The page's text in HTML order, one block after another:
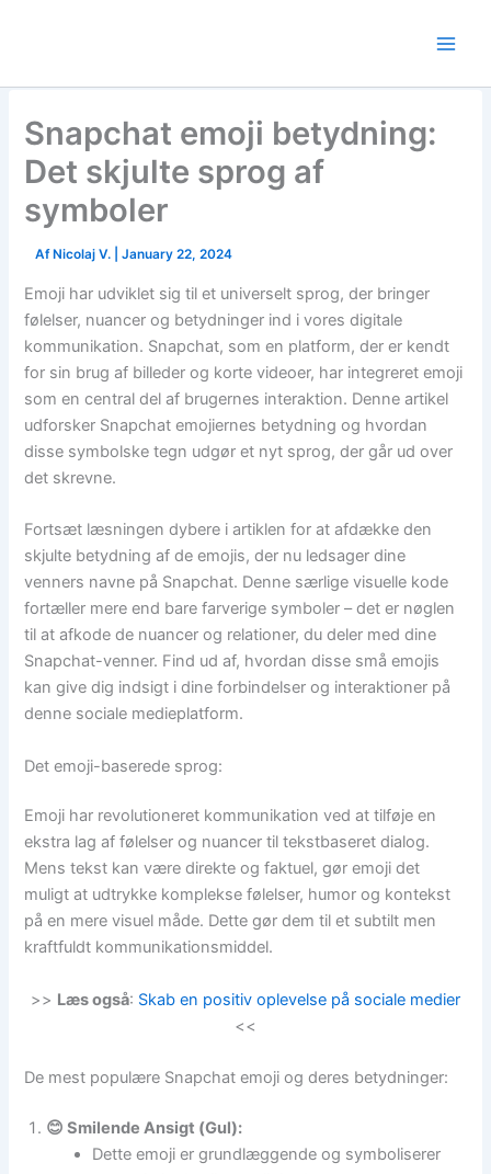
Snapchat emoji betydning:
Det skjulte sprog af
symboler
Af Nicolaj V. |January 22, 2024
Emoji har udviklet sig til et universelt sprog, der bringer
følelser, nuancer og betydninger ind i vores digitale
kommunikation. Snapchat, som en platform, der er kendt
for sin brug af billeder og korte videoer, har integreret emoji
som en central del af brugernes interaktion. Denne artikel
udforsker Snapchat emojiernes betydning og hvordan
disse symbolske tegn udgør et nyt sprog, der går ud over
det skrevne.
Fortsæt læsningen dybere i artiklen for at afdække den
skjulte betydning af de emojis, der nu ledsager dine
venners navne på Snapchat. Denne særlige visuelle kode
fortæller mere end bare farverige symboler – det er nøglen
til at afkode de nuancer og relationer, du deler med dine
Snapchat-venner. Find ud af, hvordan disse små emojis
kan give dig indsigt i dine forbindelser og interaktioner på
denne sociale medieplatform.
Det emoji-baserede sprog:
Emoji har revolutioneret kommunikation ved at tilføje en
ekstra lag af følelser og nuancer til tekstbaseret dialog.
Mens tekst kan være direkte og faktuel, gør emoji det
muligt at udtrykke komplekse følelser, humor og kontekst
på en mere visuel måde. Dette gør dem til et subtilt men
kraftfuldt kommunikationsmiddel.
>> Læs også: Skab en positiv oplevelse på sociale medier
<<
De mest populære Snapchat emoji og deres betydninger:
😊 Smilende Ansigt (Gul):
Dette emoji er grundlæggende og symboliserer